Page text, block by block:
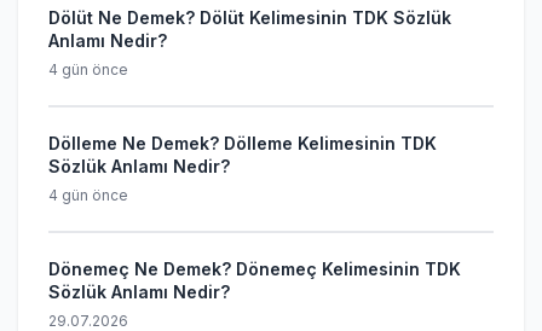
Dölüt Ne Demek? Dölüt Kelimesinin TDK Sözlük
Anlamı Nedir?
4 gün önce
Dölleme Ne Demek? Dölleme Kelimesinin TDK
Sözlük Anlamı Nedir?
4 gün önce
Dönemeç Ne Demek? Dönemeç Kelimesinin TDK
Sözlük Anlamı Nedir?
29.07.2026